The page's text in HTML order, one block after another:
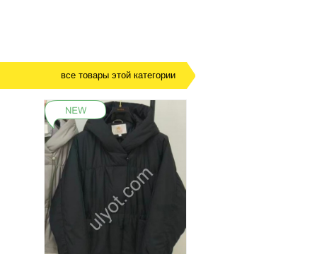
все товары этой категории